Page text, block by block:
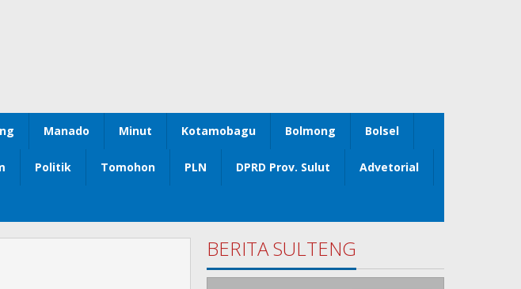
Manado Minut Kotamobagu Bolmong Bolsel
Politik Tomohon PLN DPRD Prov. Sulut Advetorial
BERITA SULTENG